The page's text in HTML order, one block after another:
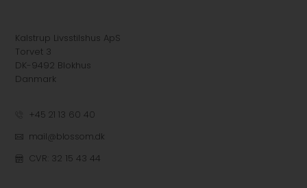
Kalstrup Livsstilshus ApS
Torvet 3
DK-9492 Blokhus
Danmark
+45 21 13 60 40
mail@blossom.dk
CVR: 32 15 43 44